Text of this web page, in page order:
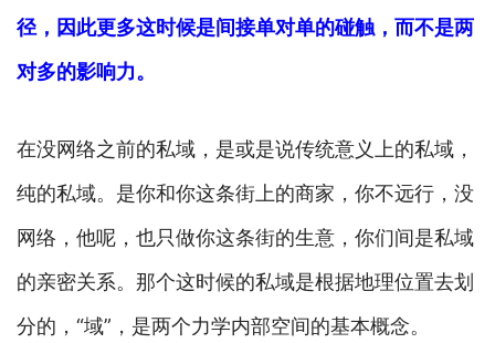
径，因此更多这时候是间接单对单的碰触，而不是两
对多的影响力。
在没网络之前的私域，是或是说传统意义上的私域，
纯的私域。是你和你这条街上的商家，你不远行，没
网络，他呢，也只做你这条街的生意，你们间是私域
的亲密关系。那个这时候的私域是根据地理位置去划
分的，“域”，是两个力学内部空间的基本概念。